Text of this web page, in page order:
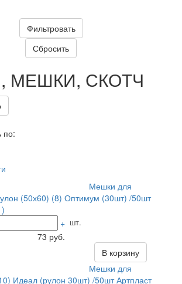
МЕШКИ, СКОТЧ
по:
Мешки для
(50х60) (8) Оптимум (30шт) /50шт
+ шт.
73 руб.
В корзину
Мешки для
Идеал (рулон 30шт) /50шт Артпласт